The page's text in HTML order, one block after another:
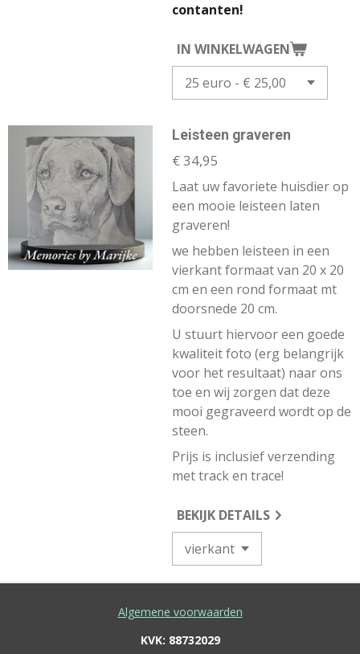
contanten!
IN WINKELWAGEN
Leisteen graveren
€ 34,95
Laat uw favoriete huisdier op
een mooie leisteen laten
graveren!
we hebben leisteen in een
vierkant formaat van 20 x 20
cm en een rond formaat mt
doorsnede 20 cm.
U stuurt hiervoor een goede
kwaliteit foto (erg belangrijk
voor het resultaat) naar ons
toe en wij zorgen dat deze
mooi gegraveerd wordt op de
steen.
Prijs is inclusief verzending
met track en trace!
BEKIJK DETAILS
Algemene voorwaarden
KVK: 88732029